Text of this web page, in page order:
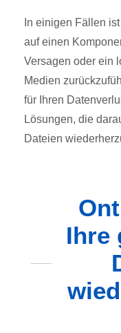
In einigen Fällen
auf einen
Versagen oder ein
Medien
für Ihren
Lösungen, die
Dateien
Ihre